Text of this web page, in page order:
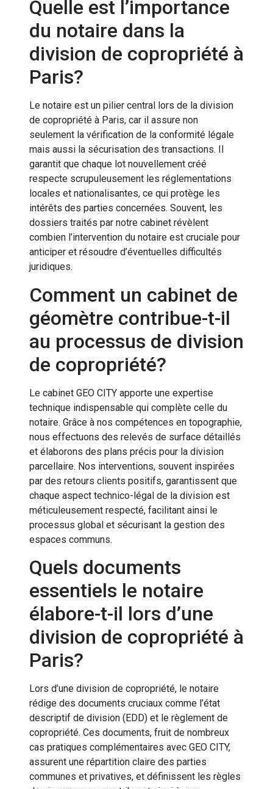
Quelle est l’importance
du notaire dans la
division de copropriété à
Paris?
Le notaire est un pilier central lors de la division
de copropriété à Paris, car il assure non
seulement la vérification de la conformité légale
mais aussi la sécurisation des transactions. Il
garantit que chaque lot nouvellement créé
respecte scrupuleusement les réglementations
locales et nationalisantes, ce qui protège les
intérêts des parties concernées. Souvent, les
dossiers traités par notre cabinet révèlent
combien l’intervention du notaire est cruciale pour
anticiper et résoudre d’éventuelles difficultés
juridiques.
Comment un cabinet de
géomètre contribue-t-il
au processus de division
de copropriété?
Le cabinet GEO CITY apporte une expertise
technique indispensable qui complète celle du
notaire. Grâce à nos compétences en topographie,
nous effectuons des relevés de surface détaillés
et élaborons des plans précis pour la division
parcellaire. Nos interventions, souvent inspirées
par des retours clients positifs, garantissent que
chaque aspect technico-légal de la division est
méticuleusement respecté, facilitant ainsi le
processus global et sécurisant la gestion des
espaces communs.
Quels documents
essentiels le notaire
élabore-t-il lors d’une
division de copropriété à
Paris?
Lors d’une division de copropriété, le notaire
rédige des documents cruciaux comme l’état
descriptif de division (EDD) et le règlement de
copropriété. Ces documents, fruit de nombreux
cas pratiques complémentaires avec GEO CITY,
assurent une répartition claire des parties
communes et privatives, et définissent les règles